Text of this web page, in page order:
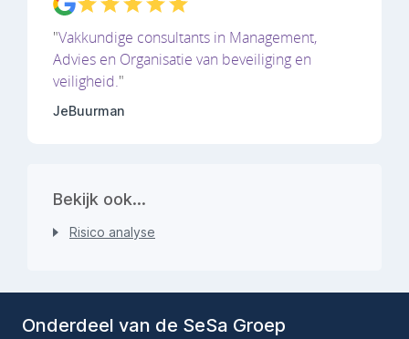
"Vakkundige consultants in Management,
Advies en Organisatie van beveiliging en
veiligheid."
JeBuurman
Bekijk ook...
Risico analyse
Onderdeel van de SeSa Groep